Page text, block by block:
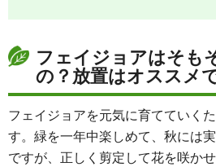
フェイジョアはそも
の？放置はオススメ
フェイジョアを元気に育てていく
す。緑を一年中楽しめて、秋には
ですが、正しく剪定して花を咲か